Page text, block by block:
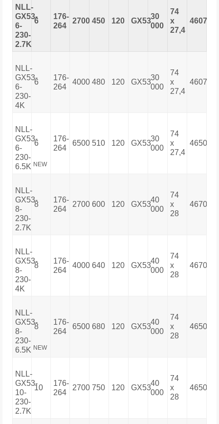
NLL-
GX53-
6-
230-
2.7K
6
176-
264
2700 450 120 GX53
30
000
74
х
27,4
NLL-
GX53-
6-
230-
4K
6
176-
264
4000 480 120 GX53
30
000
74
х
27,4
NLL-
GX53-
6-
230-
6.5K NEW
6
176-
264
6500 510 120 GX53
30
000
74
х
27,4
NLL-
GX53-
8-
230-
2.7K
8
176-
264
2700 600 120 GX53
40
000
74
х
28
NLL-
GX53-
8-
230-
4K
8
176-
264
4000 640 120 GX53
40
000
74
х
28
NLL-
GX53-
8-
230-
6.5K NEW
8
176-
264
6500 680 120 GX53
40
000
74
х
28
NLL-
GX53-
10-
230-
2.7K
10
176-
264
2700 750 120 GX53
40
000
74
х
28